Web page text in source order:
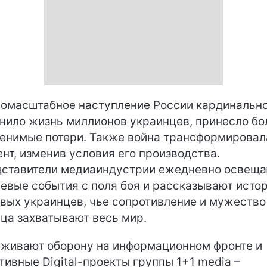
наступление России
жизнь миллионов украинцев, принесло
потери. Также война
изменив условия его производства.
медиаиндустрии ежедневно
события с поля боя и рассказывают
украинцев, чье сопротивление и
захватывают весь мир.
оборону на информационном фронте и
Digital-проекты группы 1+1 media –